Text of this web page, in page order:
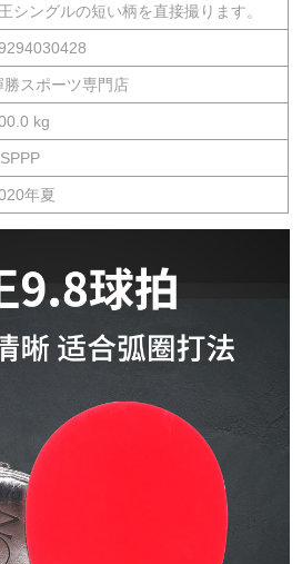
シングルの短い柄を直接撮ります。
勝スポーツ専門店
kg
年夏